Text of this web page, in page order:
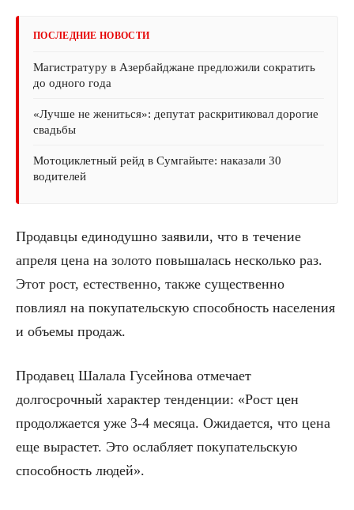
ПОСЛЕДНИЕ НОВОСТИ
Магистратуру в Азербайджане предложили сократить
до одного года
«Лучше не жениться»: депутат раскритиковал дорогие
свадьбы
Мотоциклетный рейд в Сумгайыте: наказали 30
водителей
Продавцы единодушно заявили, что в течение
апреля цена на золото повышалась несколько раз.
Этот рост, естественно, также существенно
повлиял на покупательскую способность населения
и объемы продаж.
Продавец Шалала Гусейнова отмечает
долгосрочный характер тенденции: «Рост цен
продолжается уже 3-4 месяца. Ожидается, что цена
еще вырастет. Это ослабляет покупательскую
способность людей».